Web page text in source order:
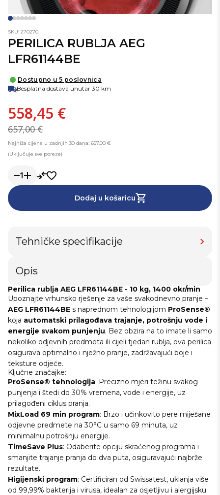
SKU: 270270
PERILICA RUBLJA AEG
LFR61144BE
Dostupno u 5 poslovnica
Besplatna dostava unutar 30 km
558,45 €
657,00 €
Najniža cijena u zadnjih 30 dana: 657,00 €
(Uključuje sve poreze)
1
Dodaj u košaricu
Tehničke specifikacije
Opis
Perilica rublja AEG LFR61144BE - 10 kg, 1400 okr/min
Upoznajte vrhunsko rješenje za vaše svakodnevno pranje –
AEG LFR61144BE s naprednom tehnologijom ProSense®
koja automatski prilagođava trajanje, potrošnju vode i
energije svakom punjenju. Bez obzira na to imate li samo
nekoliko odjevnih predmeta ili cijeli tjedan rublja, ova perilica
osigurava optimalno i nježno pranje, zadržavajući boje i
teksture odjeće.
Ključne značajke:
ProSense® tehnologija: Precizno mjeri težinu svakog
punjenja i štedi do 30% vremena, vode i energije, uz
prilagođeni ciklus pranja.
MixLoad 69 min program: Brzo i učinkovito pere miješane
odjevne predmete na 30°C u samo 69 minuta, uz
minimalnu potrošnju energije.
TimeSave Plus: Odaberite opciju skraćenog programa i
smanjite trajanje pranja do dva puta, osiguravajući najbrže
rezultate.
Higijenski program: Certificiran od Swissatest, uklanja više
od 99,99% bakterija i virusa, idealan za osjetljivu i alergijsku